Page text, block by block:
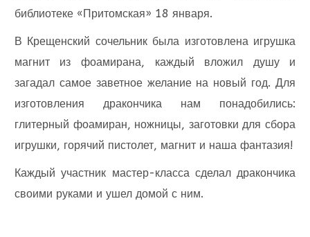
библиотеке «Притомская» 18 января.
В Крещенский сочельник была изготовлена игрушка
магнит из фоамирана, каждый вложил душу и
загадал самое заветное желание на новый год. Для
изготовления дракончика нам понадобились:
глитерный фоамиран, ножницы, заготовки для сбора
игрушки, горячий пистолет, магнит и наша фантазия!
Каждый участник мастер-класса сделал дракончика
своими руками и ушел домой с ним.